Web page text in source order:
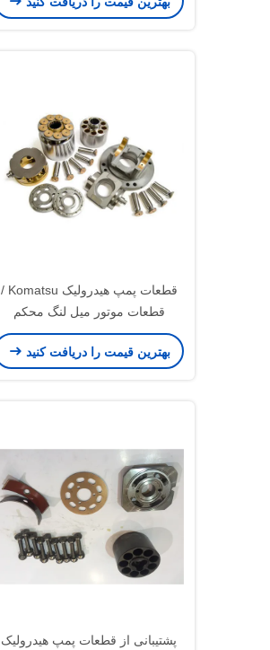
قطعات پمپ هیدرولیک Komatsu /
قطعات موتور میل لنگ محکم
PC360-7 را تعمیر کنید
بهترین قیمت را دریافت کنید
پشتیبانی از قطعات پمپ هیدرولیک